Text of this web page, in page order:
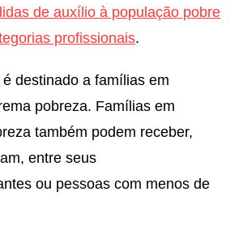
de auxílio à população pobre
profissionais.
é destinado a famílias em
pobreza. Famílias em
também podem receber,
entre seus
ou pessoas com menos de